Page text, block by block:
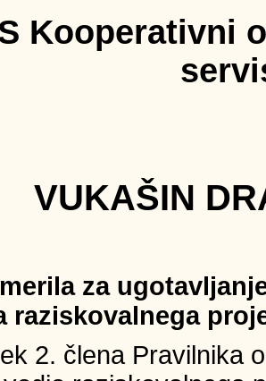
Kooperativni
VUKAŠIN
za
raziskovalnega
2. člena Pravilnika